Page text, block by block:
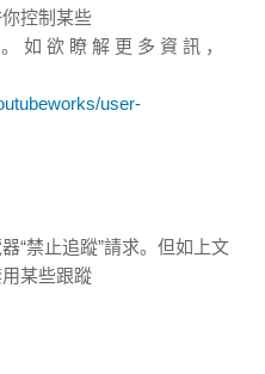
控制某些
如 欲 瞭 解 更 多 資 訊 ，
user-
“禁止追蹤”請求。但如上文
某些跟蹤